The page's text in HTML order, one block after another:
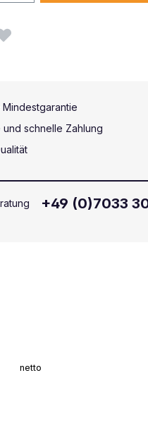
netto
und schnelle Zahlung
+49 (0)7033